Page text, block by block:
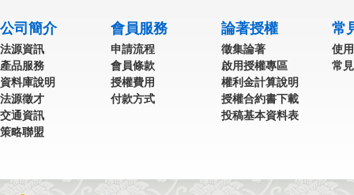
公司簡介
法源資訊
產品服務
資料庫說明
法源徵才
交通資訊
策略聯盟
會員服務
申請流程
會員條款
授權費用
付款方式
論著授權
徵集論著
啟用授權專區
權利金計算說明
授權合約書下載
投稿基本資料表
常
使
常